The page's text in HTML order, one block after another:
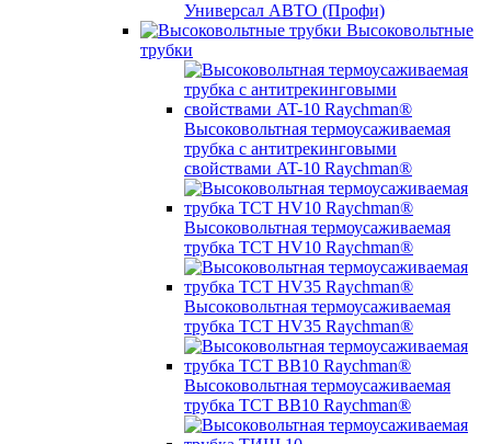
Универсал АВТО (Профи)
Высоковольтные
трубки
Высоковольтная термоусаживаемая
трубка с антитрекинговыми
свойствами AT-10 Raychman®
Высоковольтная термоусаживаемая
трубка TCT HV10 Raychman®
Высоковольтная термоусаживаемая
трубка TCT HV35 Raychman®
Высоковольтная термоусаживаемая
трубка TCT BB10 Raychman®